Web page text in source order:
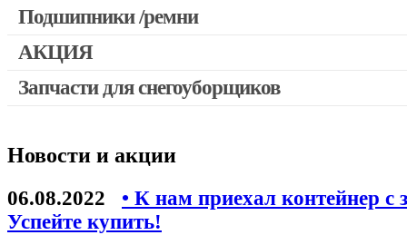
Патроны для шуруповертов / перфораторов
Запчасти для перфораторов и отбойных молотков
Запчасти для УШМ (болгарок)
Конденсаторы
Якоря, статоры
Аккумуляторы, зарядные устройства
Подшипники /ремни
АКЦИЯ
Скидка 50%
Запчасти для снегоуборщиков
Новости и акции
06.08.2022
• К нам приехал контейнер с
Успейте купить!